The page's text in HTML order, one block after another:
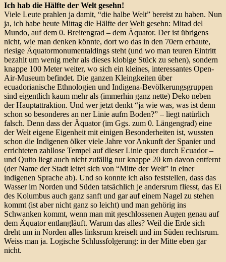
Ich hab die Hälfte der Welt gesehn!
Viele Leute prahlen ja damit, “die halbe Welt” bereist zu haben. Nun
ja, ich habe heute Mittag die Hälfte der Welt gesehn: Mitad del
Mundo, auf dem 0. Breitengrad – dem Äquator. Der ist übrigens
nicht, wie man denken könnte, dort wo das in den 70ern erbaute,
riesige Äquatormonumentaldings steht (und wo man teuren Eintritt
bezahlt um wenig mehr als dieses klobige Stück zu sehen), sondern
knappe 100 Meter weiter, wo sich ein kleines, interessantes Open-
Air-Museum befindet. Die ganzen Kleingkeiten über
ecuadorianische Ethnologien und Indigena-Bevölkerungsgruppen
sind eigentlich kaum mehr als (immerhin ganz nette) Deko neben
der Hauptattraktion. Und wer jetzt denkt “ja wie was, was ist denn
schon so besonderes an ner Linie aufm Boden?” – liegt natürlich
falsch. Denn dass der Äquator (im Ggs. zum 0. Längengrad) eine
der Welt eigene Eigenheit mit einigen Besonderheiten ist, wussten
schon die Indigenen ölker viele Jahre vor Ankunft der Spanier und
errichteten zahllose Tempel auf dieser Linie quer durch Ecuador –
und Quito liegt auch nicht zufällig nur knappe 20 km davon entfernt
(der Name der Stadt leitet sich von “Mitte der Welt” in einer
indigenen Sprache ab). Und so konnte ich also feststellen, dass das
Wasser im Norden und Süden tatsächlich je andersrum fliesst, das Ei
des Kolumbus auch ganz sanft und gar auf einem Nagel zu stehen
kommt (ist aber nicht ganz so leicht) und man gehörig ins
Schwanken kommt, wenn man mit geschlossenen Augen genau auf
dem Äquator entlangläuft. Warum das alles? Weil die Erde sich
dreht um in Norden alles linksrum kreiselt und im Süden rechtsrum.
Weiss man ja. Logische Schlussfolgerung: in der Mitte eben gar
nicht.